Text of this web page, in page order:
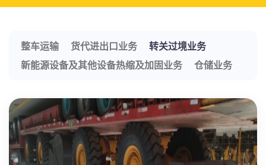
整车运输 货代进出口业务
转关过境业务
新能源设备及其他设备热缩及加固业务
仓储业务